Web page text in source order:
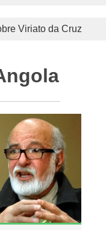
Viriato da Cruz